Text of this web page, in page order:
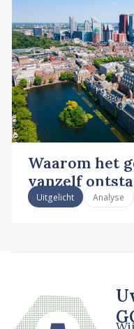
Waarom het
vanzelf
Uitgelicht Analyse